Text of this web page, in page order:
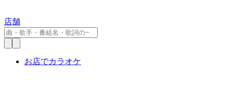
店舗
お店でカラオケ